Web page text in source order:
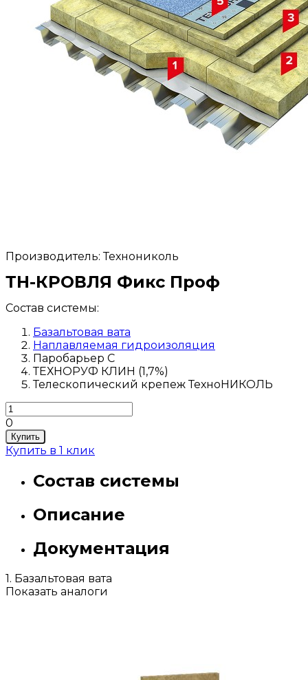
Производитель: Технониколь
ТН-КРОВЛЯ Фикс Проф
Состав системы:
Базальтовая вата
Наплавляемая гидроизоляция
Паробарьер С
ТЕХНОРУФ КЛИН (1,7%)
Телескопический крепеж ТехноНИКОЛЬ
0
Купить
Купить в 1 клик
Состав системы
Описание
Документация
1. Базальтовая вата
Показать аналоги